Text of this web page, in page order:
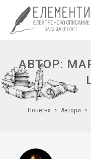
АВТОР:
Почетна Автори